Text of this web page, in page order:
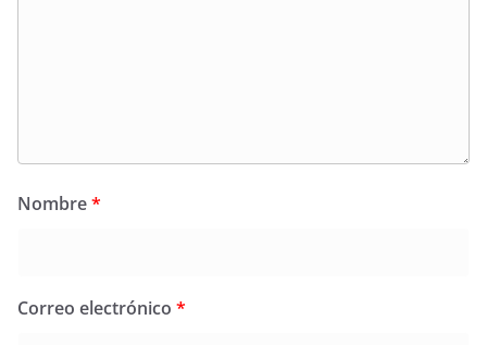
Nombre*
Correo electrónico *